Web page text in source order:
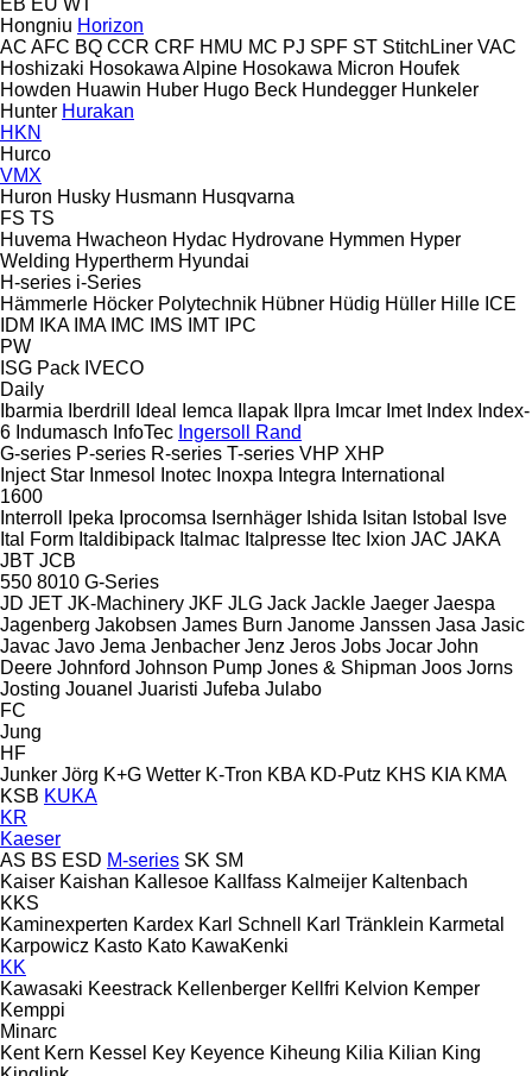
Hongniu Horizon
AC AFC BQ CCR CRF HMU MC PJ SPF ST StitchLiner VAC
Hoshizaki Hosokawa Alpine Hosokawa Micron Houfek
Howden Huawin Huber Hugo Beck Hundegger Hunkeler
Hunter Hurakan
HKN
Hurco
VMX
Huron Husky Husmann Husqvarna
FS TS
Huvema Hwacheon Hydac Hydrovane Hymmen Hyper
Welding Hypertherm Hyundai
H-series i-Series
Hämmerle Höcker Polytechnik Hübner Hüdig Hüller Hille ICE
IDM
IKA IMA IMC IMS IMT IPC
PW
ISG Pack IVECO
Daily
Ibarmia
Iberdrill Ideal Iemca Ilapak Ilpra Imcar Imet Index Index-
6 Indumasch InfoTec Ingersoll Rand
G-series P-series R-series T-series VHP XHP
Inject Star Inmesol Inotec Inoxpa Integra International
1600
Interroll
Ipeka Iprocomsa Isernhäger Ishida Isitan Istobal
Isve
Ital Form Italdibipack Italmac Italpresse Itec Ixion JAC JAKA
JBT JCB
550 8010 G-Series
JD JET JK-Machinery JKF JLG Jack Jackle Jaeger Jaespa
Jagenberg Jakobsen James Burn Janome Janssen Jasa Jasic
Javac Javo Jema Jenbacher Jenz Jeros Jobs Jocar John
Deere Johnford Johnson Pump Jones & Shipman Joos Jorns
Josting Jouanel Juaristi Jufeba Julabo
FC
Jung
HF
Junker Jörg K+G Wetter K-Tron KBA KD-Putz KHS KIA KMA
KSB KUKA
KR
Kaeser
AS BS ESD M-series SK SM
Kaiser Kaishan Kallesoe Kallfass Kalmeijer Kaltenbach
KKS
Kaminexperten Kardex Karl Schnell Karl Tränklein Karmetal
Karpowicz Kasto Kato KawaKenki
KK
Kawasaki Keestrack Kellenberger Kellfri Kelvion Kemper
Kemppi
Minarc
Kent Kern Kessel Key Keyence Kiheung Kilia Kilian King